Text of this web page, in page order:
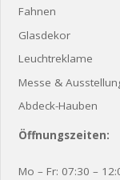
Fahnen
Glasdekor
Leuchtreklame
Messe &
Abdeck-Hauben
Öffnungszeiten:
Mo – Fr: 07:30 –